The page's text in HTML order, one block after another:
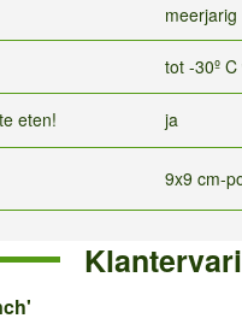
meerjarig
tot -30º
eten! ja
9x9 cm-